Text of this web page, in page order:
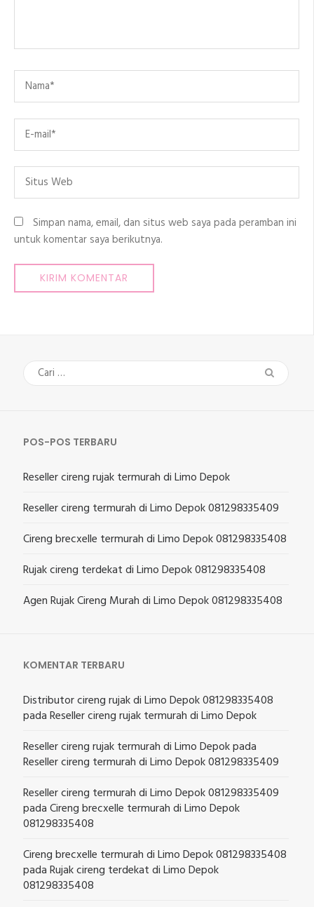
Name
Email
Situs
Web
Simpan nama, email, dan situs web saya pada peramban ini
untuk komentar saya berikutnya.
Cari
untuk:
POS-POS TERBARU
Reseller cireng rujak termurah di Limo Depok
Reseller cireng termurah di Limo Depok 081298335409
Cireng brecxelle termurah di Limo Depok 081298335408
Rujak cireng terdekat di Limo Depok 081298335408
Agen Rujak Cireng Murah di Limo Depok 081298335408
KOMENTAR TERBARU
Distributor cireng rujak di Limo Depok 081298335408
padaReseller cireng rujak termurah di Limo Depok
Reseller cireng rujak termurah di Limo Depokpada
Reseller cireng termurah di Limo Depok 081298335409
Reseller cireng termurah di Limo Depok 081298335409
padaCireng brecxelle termurah di Limo Depok
081298335408
Cireng brecxelle termurah di Limo Depok 081298335408
padaRujak cireng terdekat di Limo Depok
081298335408